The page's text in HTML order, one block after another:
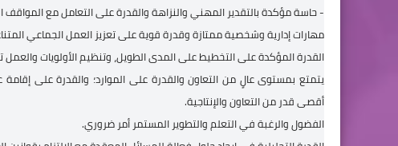
- حاسة مؤكدة بالتقدير المهني والنزاهة والقدرة على التعامل مع
مهارات إدارية وشخصية ممتازة وقدرة قوية على تعزيز العمل الجماعي
القدرة المؤكدة على التخطيط على المدى الطويل، وتنظيم الأولويات
يتمتع بمستوى عالٍ من التعاون والقدرة على الموارد؛ والقدرة على إقامة
أقصى قدر من التعاون والإنتاجية.
الفضول والرغبة في التعلم والتطوير المستمر أمر ضروري.